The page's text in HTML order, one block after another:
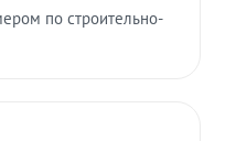
по строительно-